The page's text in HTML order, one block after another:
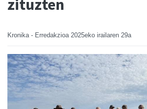
zituzten
Kronika - Erredakzioa 2025eko irailaren 29a